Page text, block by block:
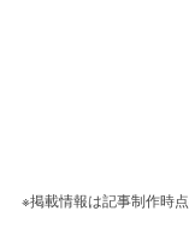
※掲載情報は記事制作時